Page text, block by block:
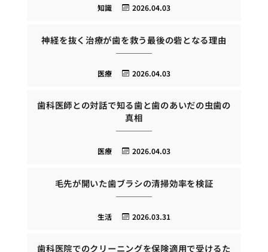
2026.04.03
知識
神経を抜く治療が歯を救う最後の砦となる理由
2026.04.03
医療
歯科医師との対話で知る歯と歯のあいだの虫歯の
真相
2026.04.03
医療
毛先が開いた歯ブラシの清掃効率を検証
2026.03.31
生活
歯科医院でのクリーニングを保険適用で受けるた